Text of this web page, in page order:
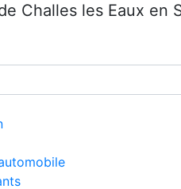
Challes les Eaux en